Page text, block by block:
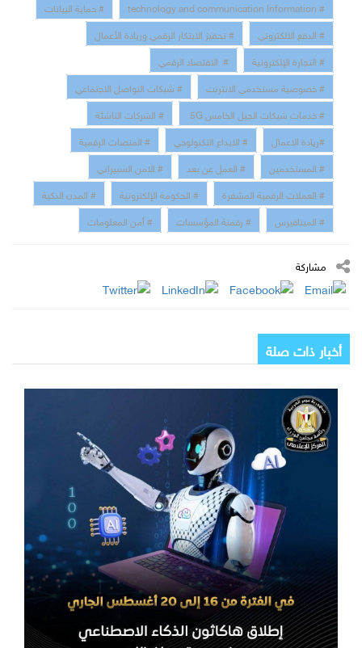
# technology and communication Information
# حماية البيانات
# الدفع الالكتروني
# تحفيز الابتكار الرقمي وريادة الأعمال
# التجارة الإلكترونية
# الاقتصاد الرقمي
# خصوصية مستخدمى الانترنت
# شبكات التواصل الاجتماعي
# خدمات شبكات الجيل الخامس 5G
# الشركات الناشئة
#ريادة الاعمال
# الابداع التكنولوجي
# المنصات الرقمية
# المستخدمين
# العمل عن بعد
# الامن السبيراني
# العملات الرقمية المشفرة
# الحكومة الإلكترونية
# المدن الذكية
# الميتافيرس
# رقمنة المؤسسات # أمن المعلومات
مشاركة
أخبار ذات صلة